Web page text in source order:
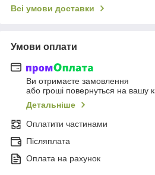
Всі умови доставки
Умови оплати
Ви отримаєте замовлення
або гроші повернуться на вашу
Детальніше
Оплатити частинами
Післяплата
Оплата на рахунок